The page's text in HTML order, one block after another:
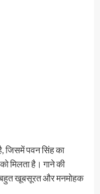
जिसमें पवन सिंह का
मिलता है। गाने की
खूबसूरत और मनमोहक